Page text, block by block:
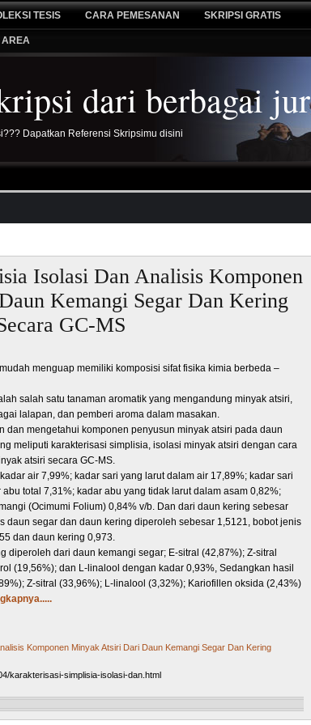
TESIS CARA PEMESANAN SKRIPSI GRATIS
AREA
dari berbagai
Dapatkan Referensi Skripsimu disini
Isolasi Dan Analisis Komponen
Kemangi Segar Dan Kering
GC-MS
menguap memiliki komposisi sifat fisika kimia berbeda –
salah satu tanaman aromatik yang mengandung minyak atsiri,
lalapan, dan pemberi aroma dalam masakan.
dan mengetahui komponen penyusun minyak atsiri pada daun
meliputi karakterisasi simplisia, isolasi minyak atsiri dengan cara
atsiri secara GC-MS.
air 7,99%; kadar sari yang larut dalam air 17,89%; kadar sari
total 7,31%; kadar abu yang tidak larut dalam asam 0,82%;
(Ocimumi Folium) 0,84% v/b. Dan dari daun kering sebesar
daun segar dan daun kering diperoleh sebesar 1,5121, bobot jenis
dan daun kering 0,973.
diperoleh dari daun kemangi segar; E-sitral (42,87%); Z-sitral
(19,56%); dan L-linalool dengan kadar 0,93%, Sedangkan hasil
Z-sitral (33,96%); L-linalool (3,32%); Kariofillen oksida (2,43%)
Komponen Minyak Atsiri Dari Daun Kemangi Segar Dan Kering
karakterisasi-simplisia-isolasi-dan.html